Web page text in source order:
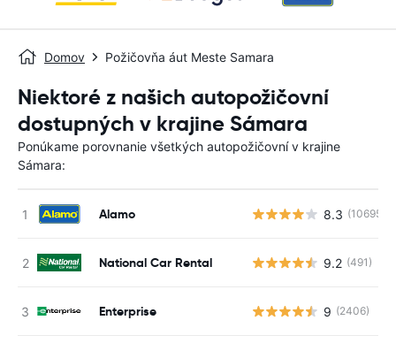
Domov Požičovňa áut Meste Samara
Niektoré z našich autopožičovní
dostupných v krajine Sámara
Ponúkame porovnanie všetkých autopožičovní v krajine
Sámara:
Alamo 8.3 (10695)
National Car Rental 9.2 (491)
Enterprise 9 (2406)